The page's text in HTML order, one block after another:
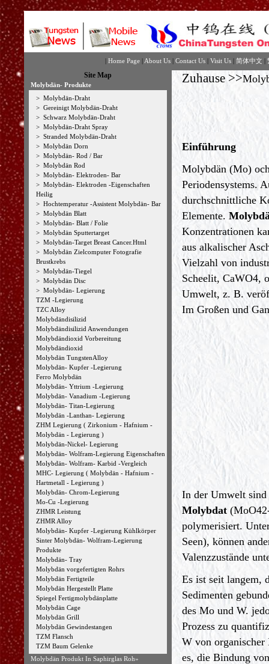
| Home Page | About Us | Contact Us | Visit Us | 简体中文 |
Site Map
Molybdän- Produkte
> Molybdän-Draht
> Gereinigt Molybdän-Draht
> Schwarz Molybdän-Draht
> Molybdän-Draht Spray
> Stranded Molybdän-Draht
> Molybdän Dorn
> Molybdän- Rod / Bar
> Molybdän Rod
> Molybdän- Elektroden- Bar
> Molybdän- Elektroden -Eigenschaften
Heilig
> Hochtemperatur -Assistent Molybdän- Bar
> Molybdän Blatt
> Molybdän- Blatt / Folie
> Molybdän Sputtertarget
> Molybdän-Target Breast Cancer.Html
> Molybdän Zielcomputer Fotografie
Brustkrebs
> Molybdän-Tiegel
> Molybdän Disc
> Molybdän- Legierung
TZM -Legierung
TZC Alloy
Molybdändisilizid
Molybdändisilizid Anwendungen
Molybdändioxid Vorbereitung
Molybdändioxid
Molybdän TungstenAlloy
Molybdän- Kupfer -Legierung
Ferro Molybdän
Molybdän- Yttrium -Legierung
Molybdän- Vanadium -Legierung
Molybdän- Titan-Legierung
Molybdän -Lanthan- Legierung
ZHM Legierung ( Zirkonium - Hafnium -
Molybdän - Legierung )
Molybdän-Nickel- Legierung
Molybdän- Wolfram-Legierung Eigenschaften
Molybdän- Wolfram- Karbid -Vergleich
MHC- Legierung ( Molybdän - Hafnium -
Hartmetall - Legierung )
Molybdän- Chrom-Legierung
Mo-Cu -Legierung
ZHMR Leistung
ZHMR Alloy
Molybdän- Kupfer -Legierung Kühlkörper
Sinter Molybdän- Wolfram-Legierung
Produkte
Molybdän- Tray
Molybdän vorgefertigten Rohrs
Molybdän Fertigteile
Molybdän Hergestellt Platte
Spiegel Fertigmolybdänplatte
Molybdän Cage
Molybdän Grill
Molybdän Gewindestangen
TZM Flansch
TZM Baum Gelenke
Molybdän Produkt In Saphirglas Roh»
Zuhause >>
Einführung
Molybdän (Mo)
Periodensystems.
durchschnittliche
Elemente.
Konzentrationen
aus alkalischer
Vielzahl von
Scheelit, CaWO4,
Umwelt, z. B.
Im Großen und
In der Umwelt
Molybdat
polymerisiert.
Seen), können
Valenzzustände
Es ist seit langem,
Sedimenten
des Mo und W.
Prozess zu
W von
es, die Bindung